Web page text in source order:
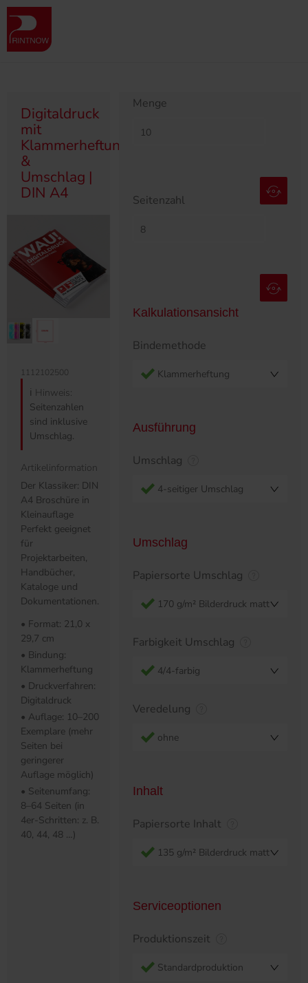
Produktübersicht
Digitaldruck Klammerheftung
Digitaldruck mit Klammerheftung & Umschlag | DIN A4
Digitaldruck
mit
Klammerheftung
&
Umschlag |
DIN A4
1112102500
ℹ️ Hinweis:
Seitenzahlen
sind inklusive
Umschlag.
Artikelinformation
Der Klassiker: DIN
A4 Broschüre in
Kleinauflage
Perfekt geeignet
für
Projektarbeiten,
Handbücher,
Kataloge und
Dokumentationen.
• Format: 21,0 x
29,7 cm
• Bindung:
Klammerheftung
• Druckverfahren:
Digitaldruck
• Auflage: 10–200
Exemplare (mehr
Seiten bei
geringerer
Auflage möglich)
• Seitenumfang:
8–64 Seiten (in
4er-Schritten: z. B.
40, 44, 48 …)
Menge
Seitenzahl
Kalkulationsansicht
Bindemethode
Klammerheftung
Ausführung
Umschlag
4-seitiger Umschlag
Umschlag
Papiersorte Umschlag
170 g/m² Bilderdruck matt
Farbigkeit Umschlag
4/4-farbig
Veredelung
ohne
Inhalt
Papiersorte Inhalt
135 g/m² Bilderdruck matt
Serviceoptionen
Produktionszeit
Standardproduktion